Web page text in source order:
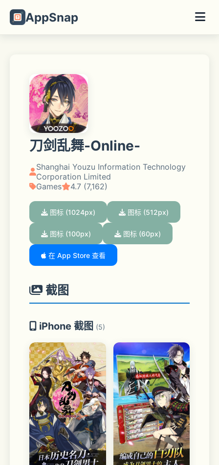
AppSnap
刀剑乱舞-Online-
Shanghai Youzu Information Technology
Corporation Limited
Games
4.7 (7,162)
图标 (1024px) 图标 (512px)
图标 (100px) 图标 (60px)
在 App Store 查看
截图
iPhone 截图 (5)